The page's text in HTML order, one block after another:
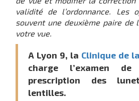
validité de l’ordonnance. Les
souvent une deuxième paire
votre vue.
A Lyon 9, la Clinique de
charge l’examen
prescription des
lentilles.